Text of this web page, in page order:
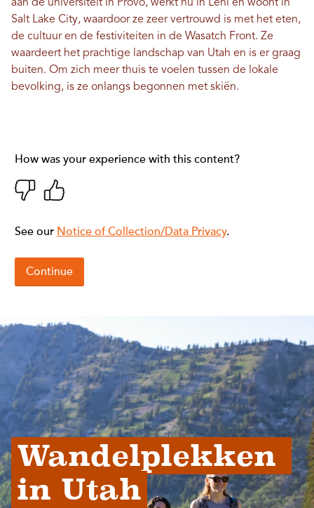
aan de universiteit in Provo, werkt nu in Lehi en woont in
Salt Lake City, waardoor ze zeer vertrouwd is met het eten,
de cultuur en de festiviteiten in de Wasatch Front. Ze
waardeert het prachtige landschap van Utah en is er graag
buiten. Om zich meer thuis te voelen tussen de lokale
bevolking, is ze onlangs begonnen met skiën.
Wandelplekken
in Utah